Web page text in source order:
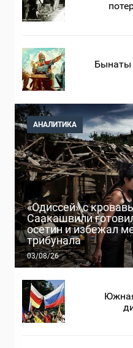
Бынаты
«Одиссей» с
Саакашвили
осетин и избежал
трибунала
03/08/26
АНАЛИТИКА